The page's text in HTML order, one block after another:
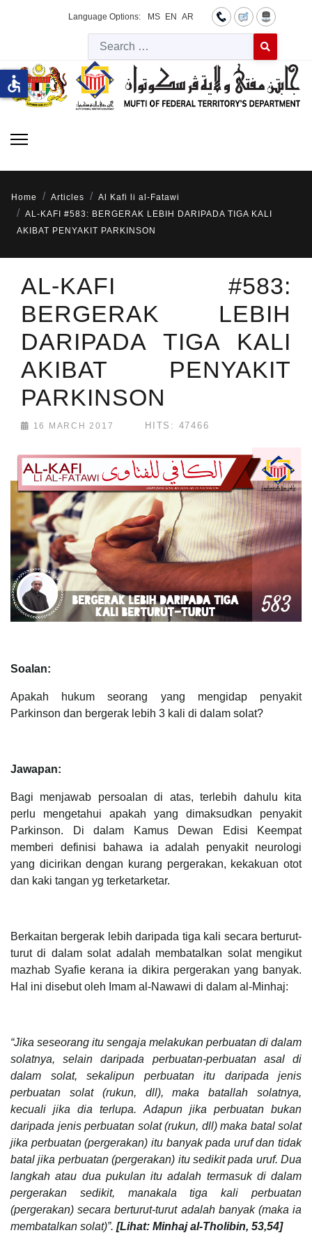
Language Options: MS EN AR
Type 2 or
Home Articles
Al Kafi li al-Fatawi
AL-KAFI #583: BERGERAK LEBIH DARIPADA TIGA KALI
AKIBAT PENYAKIT PARKINSON
AL-KAFI #583:
BERGERAK LEBIH
DARIPADA TIGA KALI
AKIBAT PENYAKIT
PARKINSON
16 MARCH 2017 HITS: 47466
Soalan:
Apakah hukum seorang yang mengidap penyakit
Parkinson dan bergerak lebih 3 kali di dalam solat?
Jawapan:
Bagi menjawab persoalan di atas, terlebih dahulu kita
perlu mengetahui apakah yang dimaksudkan penyakit
Parkinson. Di dalam Kamus Dewan Edisi Keempat
memberi definisi bahawa ia adalah penyakit neurologi
yang dicirikan dengan kurang pergerakan, kekakuan otot
dan kaki tangan yg terketar­ketar.
Berkaitan bergerak lebih daripada tiga kali secara berturut-
turut di dalam solat adalah membatalkan solat mengikut
mazhab Syafie kerana ia dikira pergerakan yang banyak.
Hal ini disebut oleh Imam al-Nawawi di dalam al-Minhaj:
“Jika seseorang itu sengaja melakukan perbuatan di dalam
solatnya, selain daripada perbuatan-perbuatan asal di
dalam solat, sekalipun perbuatan itu daripada jenis
perbuatan solat (rukun, dll), maka batallah solatnya,
kecuali jika dia terlupa. Adapun jika perbuatan bukan
daripada jenis perbuatan solat (rukun, dll) maka batal solat
jika perbuatan (pergerakan) itu banyak pada uruf dan tidak
batal jika perbuatan (pergerakan) itu sedikit pada uruf. Dua
langkah atau dua pukulan itu adalah termasuk di dalam
pergerakan sedikit, manakala tiga kali perbuatan
(pergerakan) secara berturut-turut adalah banyak (maka ia
membatalkan solat)”. [Lihat: Minhaj al-Tholibin, 53,54]
accessible